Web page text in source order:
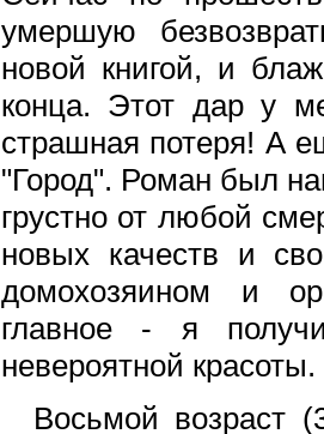
умершую
новой книгой, и
конца. Этот дар у
страшная потеря! А
"Город". Роман был
грустно от любой
новых качеств и
домохозяином и
главное - я
невероятной красоты.
Восьмой возраст